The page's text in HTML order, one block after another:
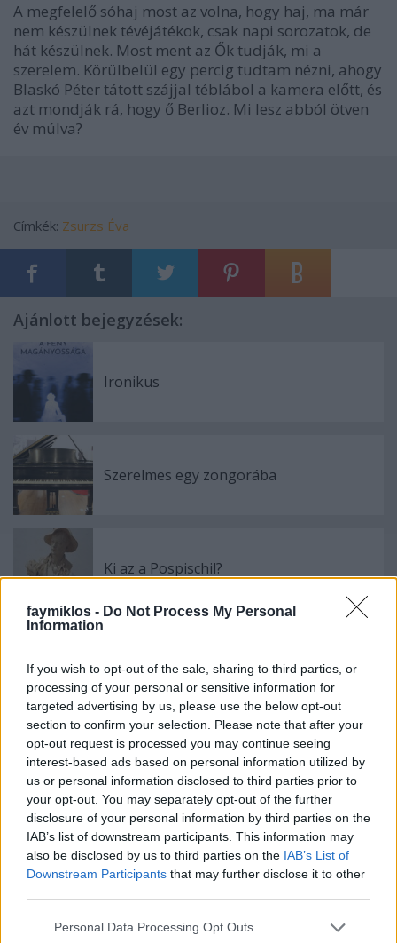
faymiklos - Do Not Process My Personal
Information
If you wish to opt-out of the sale, sharing to third parties, or
processing of your personal or sensitive information for
targeted advertising by us, please use the below opt-out
section to confirm your selection. Please note that after your
opt-out request is processed you may continue seeing
interest-based ads based on personal information utilized by
us or personal information disclosed to third parties prior to
your opt-out. You may separately opt-out of the further
disclosure of your personal information by third parties on the
IAB’s list of downstream participants. This information may
also be disclosed by us to third parties on the IAB’s List of
Downstream Participants that may further disclose it to other
Please note that this website/app uses one or more Google
Personal Data Processing Opt Outs
A megfelelő sóhaj most az volna, hogy haj, ma már
nem készülnek tévéjátékok, csak napi sorozatok, de
hát készülnek. Most ment az Ők tudják, mi a
szerelem. Körülbelül egy percig tudtam nézni, ahogy
Blaskó Péter tátott szájjal téblábol a kamera előtt, és
azt mondják rá, hogy ő Berlioz. Mi lesz abból ötven
év múlva?
Címkék: Zsurzs Éva
Ajánlott bejegyzések:
Ironikus
Szerelmes egy zongorába
Ki az a Pospischil?
Operában énekelni
Újra és újra és újra
Szólj hozzá!
A hozzászóláshoz be kell lépned!